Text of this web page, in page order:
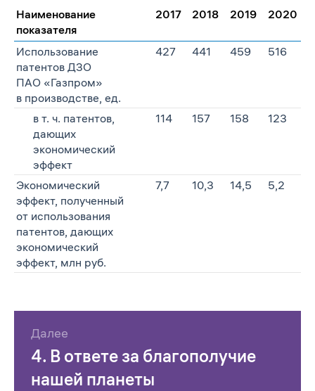
Наименование
показателя
2017 2018 2019 2020
Использование
патентов ДЗО
ПАО «Газпром»
в производстве, ед.
427 441 459 516
в т. ч. патентов,
дающих
экономический
эффект
114 157 158 123
Экономический
эффект, полученный
от использования
патентов, дающих
экономический
эффект, млн руб.
7,7 10,3 14,5 5,2
Далее
4. В ответе за благополучие
нашей планеты